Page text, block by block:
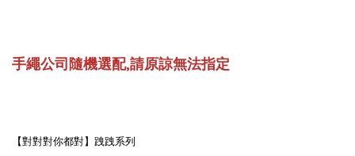
手繩公司隨機選配,請原諒無法指定
【對對對你都對】跩跩系列